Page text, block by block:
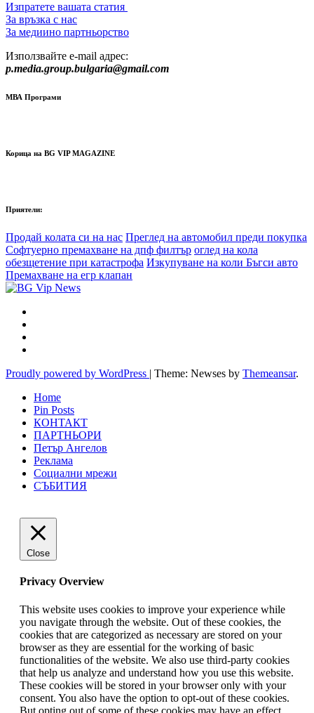
Изпратете вашата статия
За връзка с нас
За медиино партньорство
Използвайте e-mail адрес:
p.media.group.bulgaria@gmail.com
МВА Програми
Корица на BG VIP MAGAZINE
Приятели:
Продай колата си на нас Преглед на автомобил преди покупка
Софтуерно премахване на дпф филтър оглед на кола
обезщетение при катастрофа Изкупуване на коли Бъгси авто
Премахване на егр клапан
Proudly powered by WordPress | Theme: Newses by Themeansar.
Home
Pin Posts
КОНТАКТ
ПАРТНЬОРИ
Петър Ангелов
Реклама
Социални мрежи
СЪБИТИЯ
Close
Privacy Overview
This website uses cookies to improve your experience while
you navigate through the website. Out of these cookies, the
cookies that are categorized as necessary are stored on your
browser as they are essential for the working of basic
functionalities of the website. We also use third-party cookies
that help us analyze and understand how you use this website.
These cookies will be stored in your browser only with your
consent. You also have the option to opt-out of these cookies.
But opting out of some of these cookies may have an effect